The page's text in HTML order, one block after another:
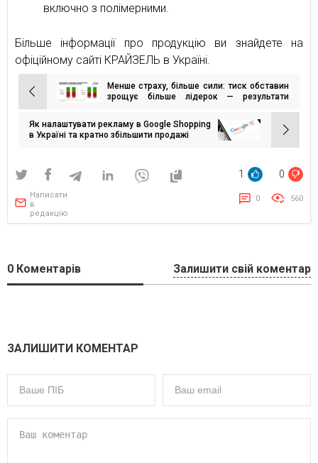
включно з полімерними.
Більше інформації про продукцію ви знайдете на
офіційному сайті КРАЙЗЕЛЬ в Україні.
Навігація
записів
Менше страху, більше сили: тиск обставин
зрощує більше лідерок — результати
Як налаштувати рекламу в Google Shopping
в Україні та кратно збільшити продажі
1 0
Написати
в
редакцію
0 560
0 Коментарів Залишити свій коментар
ЗАЛИШИТИ КОМЕНТАР